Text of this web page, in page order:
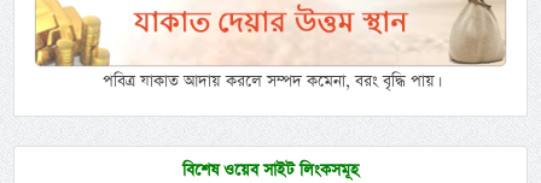
পবিত্র যাকাত আদায় করলে সম্পদ কমেনা, বরং বৃদ্ধি পায়।
বিশেষ ওয়েব সাইট লিংকসমূহ